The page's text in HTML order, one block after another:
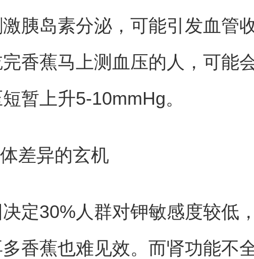
胰岛素分泌，可能引发血管
香蕉马上测血压的人，可能
暂上升5-10mmHg。
差异的玄机
定30%人群对钾敏感度较低
香蕉也难见效。而肾功能不